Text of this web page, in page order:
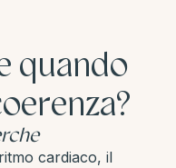
quando
cardiaco, il